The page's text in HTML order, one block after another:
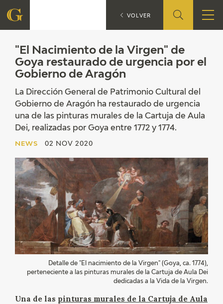
FOUNDATION
QUIENES SOMOS
SEDE
CONTACT
EXPOSICIONES
ACTIVIDADES
"El Nacimiento de la Virgen" de
Goya restaurado de urgencia por el
Gobierno de Aragón
La Dirección General de Patrimonio Cultural del
Gobierno de Aragón ha restaurado de urgencia
una de las pinturas murales de la Cartuja de Aula
Dei, realizadas por Goya entre 1772 y 1774.
NEWS 02 NOV 2020
Detalle de "El nacimiento de la Virgen" (Goya, ca. 1774),
perteneciente a las pinturas murales de la Cartuja de Aula Dei
dedicadas a la Vida de la Virgen.
Una de las pinturas murales de la Cartuja de Aula
NEWS "El Nacimiento de
VOLVER